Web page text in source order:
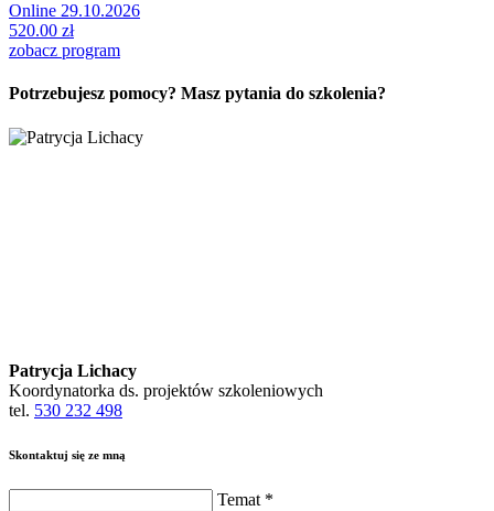
Online 29.10.2026
520.00 zł
zobacz program
Potrzebujesz pomocy? Masz pytania do szkolenia?
Patrycja Lichacy
Koordynatorka ds. projektów szkoleniowych
tel. 530 232 498
Skontaktuj się ze mną
Temat *